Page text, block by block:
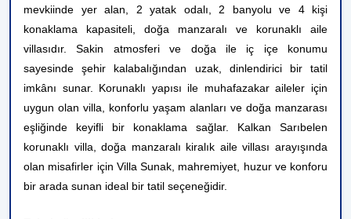
mevkiinde yer alan, 2 yatak odalı, 2 banyolu ve 4 kişi
konaklama kapasiteli, doğa manzaralı ve korunaklı aile
villasıdır. Sakin atmosferi ve doğa ile iç içe konumu
sayesinde şehir kalabalığından uzak, dinlendirici bir tatil
imkânı sunar. Korunaklı yapısı ile muhafazakar aileler için
uygun olan villa, konforlu yaşam alanları ve doğa manzarası
eşliğinde keyifli bir konaklama sağlar. Kalkan Sarıbelen
korunaklı villa, doğa manzaralı kiralık aile villası arayışında
olan misafirler için Villa Sunak, mahremiyet, huzur ve konforu
bir arada sunan ideal bir tatil seçeneğidir.